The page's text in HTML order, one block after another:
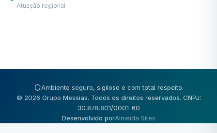
Atuação regional
Ambiente seguro, sigiloso e com total respeito.
© 2026 Grupo Messias. Todos os direitos reservados. CNPJ:
30.878.801/0001-60
Desenvolvido porAlmeida Sites